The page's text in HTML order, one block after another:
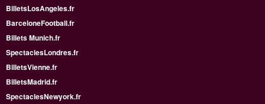
BilletsLosAngeles.fr
BarceloneFootball.fr
Billets Munich.fr
SpectaclesLondres.fr
BilletsVienne.fr
BilletsMadrid.fr
SpectaclesNewyork.fr